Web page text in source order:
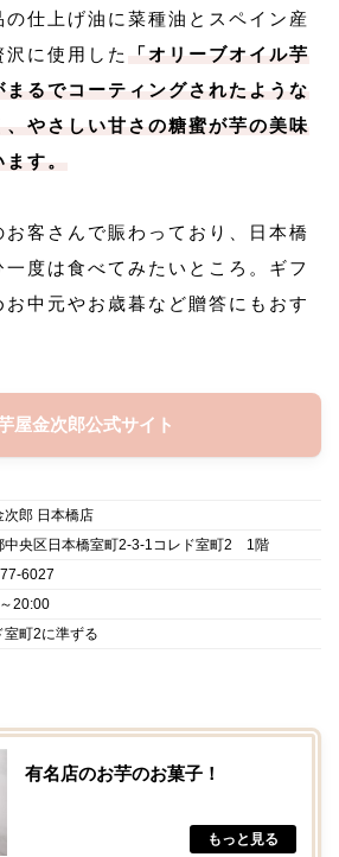
仕上げ油に菜種油とスペイン産
に使用した
「オリーブオイル芋
るでコーティングされたような
やさしい甘さの糖蜜が芋の美味
す。
お客さんで賑わっており、日本橋
度は食べてみたいところ。ギフ
お中元やお歳暮など贈答にもおす
屋金次郎公式サイト
次郎 日本橋店
中央区日本橋室町2-3-1コレド室町2 1階
6027
20:00
室町2に準ずる
有名店のお芋のお菓子！